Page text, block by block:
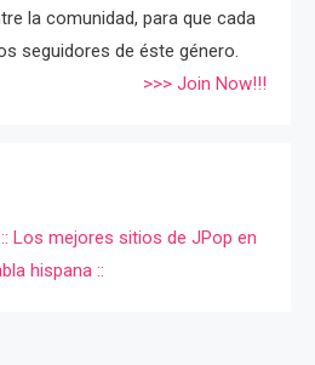
la comunidad, para que cada
seguidores de éste género.
>>> Join Now!!!